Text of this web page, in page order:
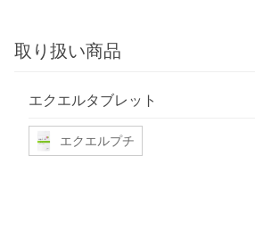
取り扱い商品
エクエルタブレット
エクエルプチ